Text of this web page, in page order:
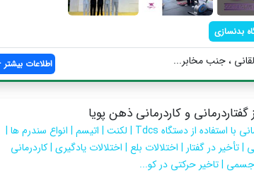
بدنسازی
، جنب مخابر... اطلاعات بیشتر
گفتاردرمانی و کاردرمانی ذهن پویا
گفتار درمانی با استفاده از دستگاه Tdcs | لكنت | اتیسم | انواع سندرم ها |
| تأخیر در گفتار | اختلالات بلع | اختلالات یادگیری | کاردرمانی
| تاخیر حرکتی در کو...